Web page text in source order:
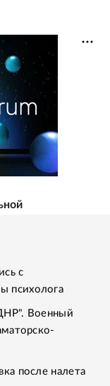
с
психолога
Военный
после налета